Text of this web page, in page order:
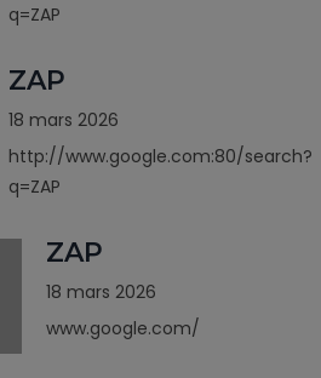
q=ZAP
ZAP
18 mars 2026
http://www.google.com:80/search?
q=ZAP
ZAP
18 mars 2026
www.google.com/